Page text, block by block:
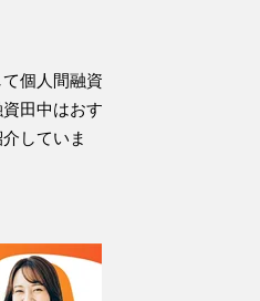
個人間融資
田中はおす
していま